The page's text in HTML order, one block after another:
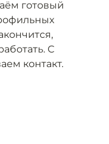
готовый
С
контакт.